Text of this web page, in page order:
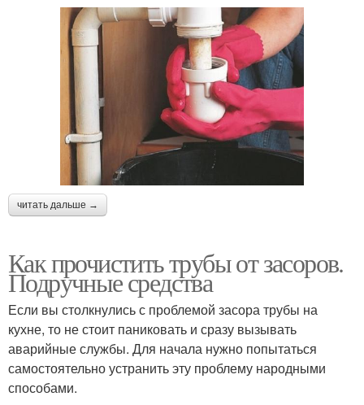
читать дальше →
Как прочистить трубы от засоров.
Подручные средства
Если вы столкнулись с проблемой засора трубы на
кухне, то не стоит паниковать и сразу вызывать
аварийные службы. Для начала нужно попытаться
самостоятельно устранить эту проблему народными
способами.